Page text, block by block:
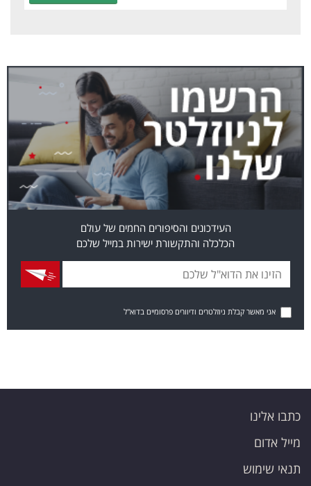
העידכונים והסיפורים החמים של עולם
הכלכלה והתקשורת ישירות במייל שלכם
אני מאשר קבלת ניוזלטרים ודיוורים פרסומיים בדוא"ל
כתבו אלינו
מייל אדום
תנאי שימוש